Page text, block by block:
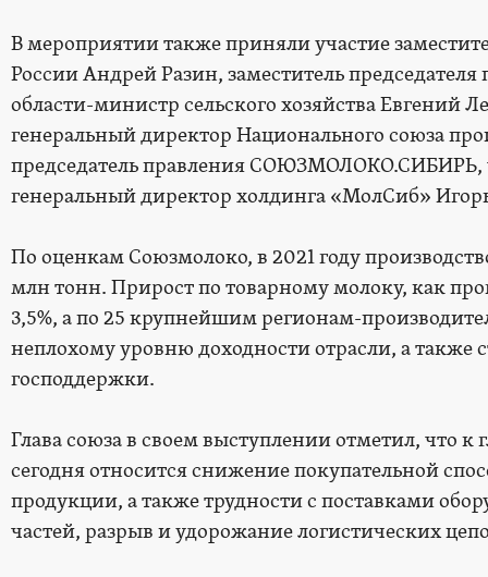
В мероприятии также приняли участие
России Андрей Разин, заместитель
области-министр сельского хозяйства
генеральный директор Национального союза
председатель правления СОЮЗМОЛОКО.СИБИРЬ,
генеральный директор холдинга «МолСиб»
По оценкам Союзмолоко, в 2021 году
млн тонн. Прирост по товарному молоку, как
3,5%, а по 25 крупнейшим регионам-
неплохому уровню доходности отрасли, а также
господдержки.
Глава союза в своем выступлении отметил, что
сегодня относится снижение покупательной
продукции, а также трудности с поставками
частей, разрыв и удорожание логистических